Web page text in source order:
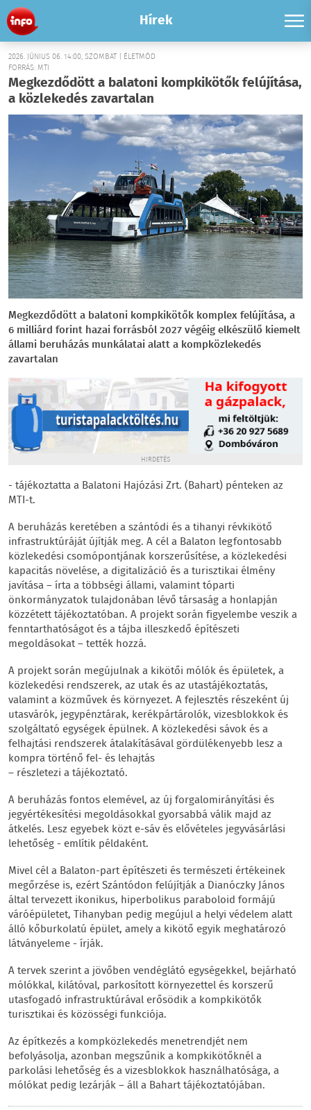
Hírek
2026. JÚNIUS 06. 14:00, SZOMBAT | ÉLETMÓD
FORRÁS: MTI
Megkezdődött a balatoni kompkikötők felújítása,
a közlekedés zavartalan
Megkezdődött a balatoni kompkikötők komplex felújítása, a
6 milliárd forint hazai forrásból 2027 végéig elkészülő kiemelt
állami beruházás munkálatai alatt a kompközlekedés
zavartalan
HIRDETÉS
- tájékoztatta a Balatoni Hajózási Zrt. (Bahart) pénteken az
MTI-t.
A beruházás keretében a szántódi és a tihanyi révkikötő
infrastruktúráját újítják meg. A cél a Balaton legfontosabb
közlekedési csomópontjának korszerűsítése, a közlekedési
kapacitás növelése, a digitalizáció és a turisztikai élmény
javítása – írta a többségi állami, valamint tóparti
önkormányzatok tulajdonában lévő társaság a honlapján
közzétett tájékoztatóban. A projekt során figyelembe veszik a
fenntarthatóságot és a tájba illeszkedő építészeti
megoldásokat – tették hozzá.
A projekt során megújulnak a kikötői mólók és épületek, a
közlekedési rendszerek, az utak és az utastájékoztatás,
valamint a közművek és környezet. A fejlesztés részeként új
utasvárók, jegypénztárak, kerékpártárolók, vizesblokkok és
szolgáltató egységek épülnek. A közlekedési sávok és a
felhajtási rendszerek átalakításával gördülékenyebb lesz a
kompra történő fel- és lehajtás
– részletezi a tájékoztató.
A beruházás fontos elemével, az új forgalomirányítási és
jegyértékesítési megoldásokkal gyorsabbá válik majd az
átkelés. Lesz egyebek közt e-sáv és elővételes jegyvásárlási
lehetőség - említik példaként.
Mivel cél a Balaton-part építészeti és természeti értékeinek
megőrzése is, ezért Szántódon felújítják a Dianóczky János
által tervezett ikonikus, hiperbolikus paraboloid formájú
váróépületet, Tihanyban pedig megújul a helyi védelem alatt
álló kőburkolatú épület, amely a kikötő egyik meghatározó
látványeleme - írják.
A tervek szerint a jövőben vendéglátó egységekkel, bejárható
mólókkal, kilátóval, parkosított környezettel és korszerű
utasfogadó infrastruktúrával erősödik a kompkikötők
turisztikai és közösségi funkciója.
Az építkezés a kompközlekedés menetrendjét nem
befolyásolja, azonban megszűnik a kompkikötőknél a
parkolási lehetőség és a vizesblokkok használhatósága, a
mólókat pedig lezárják – áll a Bahart tájékoztatójában.